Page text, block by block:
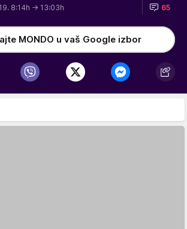
8:14h → 13:03h 65
MONDO u vaš Google izbor